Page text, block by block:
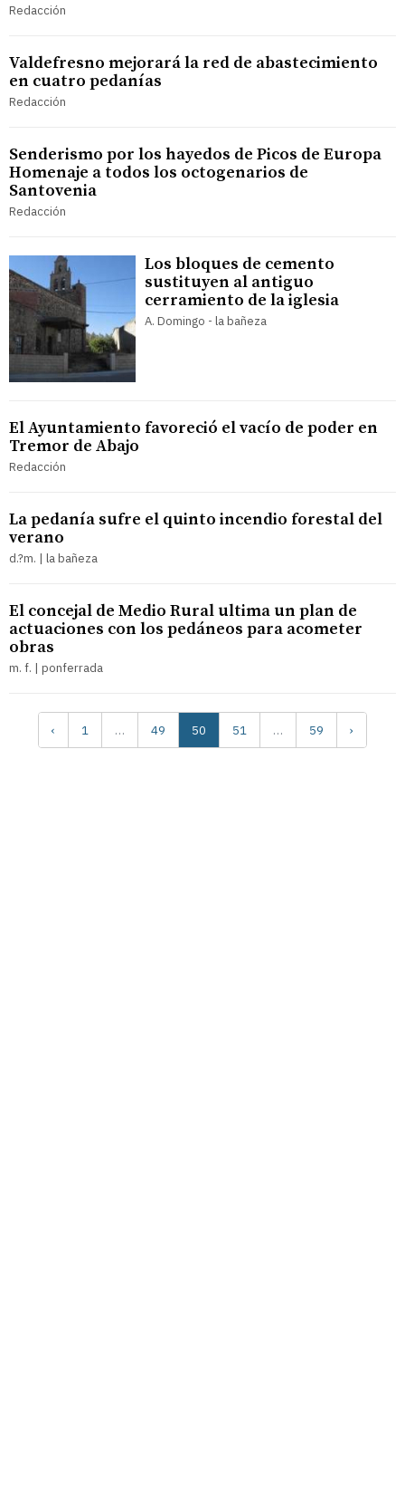
Redacción
Valdefresno mejorará la red de abastecimiento
en cuatro pedanías
Redacción
Senderismo por los hayedos de Picos de Europa
Homenaje a todos los octogenarios de
Santovenia
Redacción
Los bloques de cemento
sustituyen al antiguo
cerramiento de la iglesia
A. Domingo - la bañeza
El Ayuntamiento favoreció el vacío de poder en
Tremor de Abajo
Redacción
La pedanía sufre el quinto incendio forestal del
verano
d.?m. | la bañeza
El concejal de Medio Rural ultima un plan de
actuaciones con los pedáneos para acometer
obras
m. f. | ponferrada
‹ 1 … 49 50 51 … 59 ›